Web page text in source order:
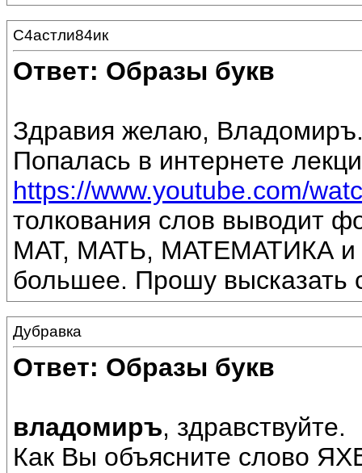
С4астли84ик
Ответ: Образы букв
Здравия желаю,
Попалась в интернете
https://www.youtube.com/
толкования слов выводит
МАТ, МАТЬ, МАТЕМАТИКА и
большее. Прошу высказать
Дубравка
Ответ: Образы букв
владомиръ, здравствуйте.
Как Вы объясните слово